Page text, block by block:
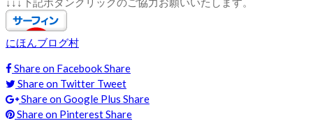
にほんブログ村
Share on FacebookShare
Share on Twitter Tweet
Share on Google Plus Share
Share on PinterestShare